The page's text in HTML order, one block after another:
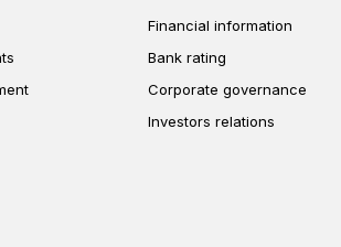
Financial information
Bank rating
Corporate governance
Investors relations